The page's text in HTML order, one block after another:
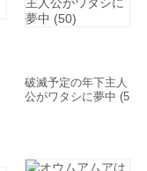
破滅予定の年下主人
公がワタシに夢中 (5